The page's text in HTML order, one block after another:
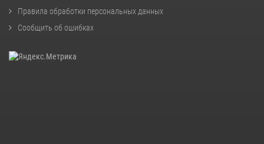
Правила обработки персональных данных
Сообщить об ошибках